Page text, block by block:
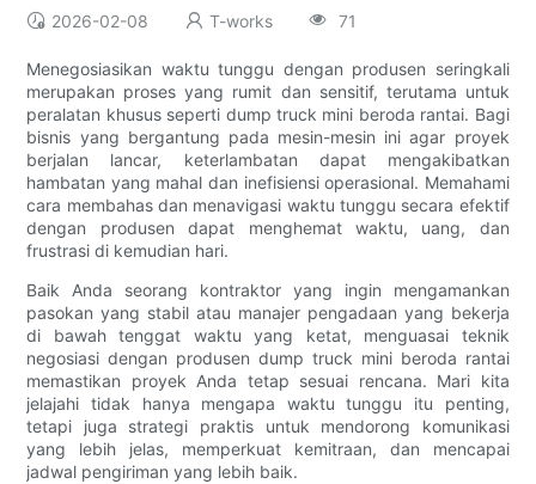
2026-02-08 T-works 71
Menegosiasikan waktu tunggu dengan produsen seringkali
merupakan proses yang rumit dan sensitif, terutama untuk
peralatan khusus seperti dump truck mini beroda rantai. Bagi
bisnis yang bergantung pada mesin-mesin ini agar proyek
berjalan lancar, keterlambatan dapat mengakibatkan
hambatan yang mahal dan inefisiensi operasional. Memahami
cara membahas dan menavigasi waktu tunggu secara efektif
dengan produsen dapat menghemat waktu, uang, dan
frustrasi di kemudian hari.
Baik Anda seorang kontraktor yang ingin mengamankan
pasokan yang stabil atau manajer pengadaan yang bekerja
di bawah tenggat waktu yang ketat, menguasai teknik
negosiasi dengan produsen dump truck mini beroda rantai
memastikan proyek Anda tetap sesuai rencana. Mari kita
jelajahi tidak hanya mengapa waktu tunggu itu penting,
tetapi juga strategi praktis untuk mendorong komunikasi
yang lebih jelas, memperkuat kemitraan, dan mencapai
jadwal pengiriman yang lebih baik.